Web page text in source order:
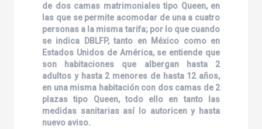
de dos camas matrimoniales tipo Queen, en
las que se permite acomodar de una a cuatro
personas a la misma tarifa; por lo que cuando
se indica DBLFP, tanto en México como en
Estados Unidos de América, se entiende que
son habitaciones que albergan hasta 2
adultos y hasta 2 menores de hasta 12 años,
en una misma habitación con dos camas de 2
plazas tipo Queen, todo ello en tanto las
medidas sanitarias así lo autoricen y hasta
nuevo aviso.